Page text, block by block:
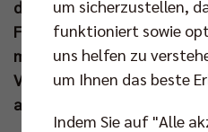
dem VC Olympia Berlin im
Fanszene, die sogenannte
mit im Schlepptau. Das
Volleyballtempel Max-
anheizen.
um sicherzustellen,
funktioniert sowie
uns helfen zu
um Ihnen das beste
Indem Sie auf "Alle